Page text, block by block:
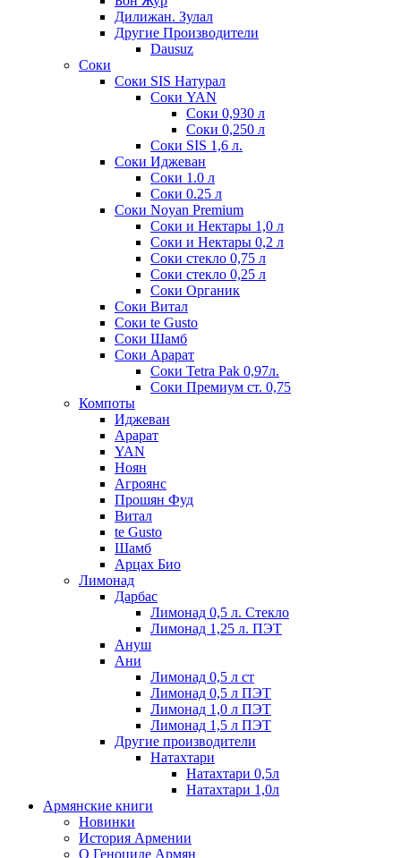
Дилижан. Зулал
Другие Производители
Dausuz
Соки
Соки SIS Натурал
Соки YAN
Соки 0,930 л
Соки 0,250 л
Соки SIS 1,6 л.
Соки Иджеван
Соки 1.0 л
Соки 0.25 л
Соки Noyan Premium
Соки и Нектары 1,0 л
Соки и Нектары 0,2 л
Соки стекло 0,75 л
Соки стекло 0,25 л
Соки Органик
Соки Витал
Соки te Gusto
Соки Шамб
Соки Арарат
Соки Tetra Pak 0,97л.
Соки Премиум ст. 0,75
Компоты
Иджеван
Арарат
YAN
Ноян
Агроянс
Прошян Фуд
Витал
te Gusto
Шамб
Арцах Био
Лимонад
Дарбас
Лимонад 0,5 л. Стекло
Лимонад 1,25 л. ПЭТ
Ануш
Ани
Лимонад 0,5 л ст
Лимонад 0,5 л ПЭТ
Лимонад 1,0 л ПЭТ
Лимонад 1,5 л ПЭТ
Другие производители
Натахтари
Натахтари 0,5л
Натахтари 1,0л
Армянские книги
Новинки
История Армении
О Геноциде Армян